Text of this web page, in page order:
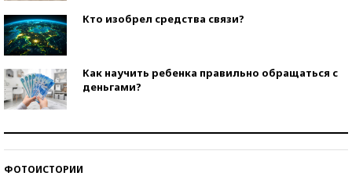
Кто изобрел средства связи?
Как научить ребенка правильно обращаться с
деньгами?
ФОТОИСТОРИИ